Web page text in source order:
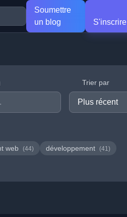
Soumettre
un blog
S'inscrire
Trier par
web (44) développement (41)